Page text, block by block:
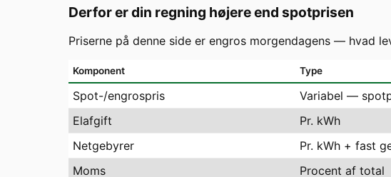
Derfor er din regning højere end spotprisen
Priserne på denne side er engros morgendagens — hvad
Komponent Type
Spot-/engrospris Variabel —
Elafgift
Pr. kWh
Netgebyrer
Pr. kWh + fast
Moms
Procent af total